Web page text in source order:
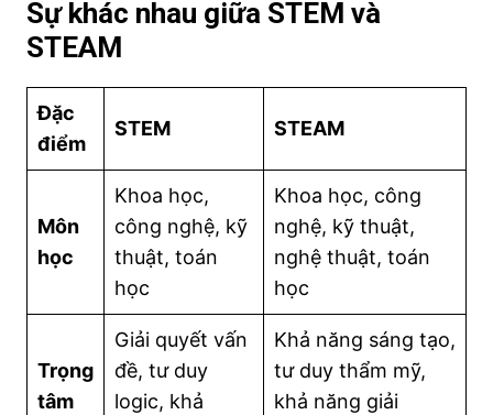
Sự khác nhau giữa STEM và
STEAM
Đặc
điểm
STEM STEAM
Môn
học
Khoa học,
công nghệ, kỹ
thuật, toán
học
Khoa học, công
nghệ, kỹ thuật,
nghệ thuật, toán
học
Trọng
tâm
Giải quyết vấn
đề, tư duy
logic, khả
Khả năng sáng tạo,
tư duy thẩm mỹ,
khả năng giải